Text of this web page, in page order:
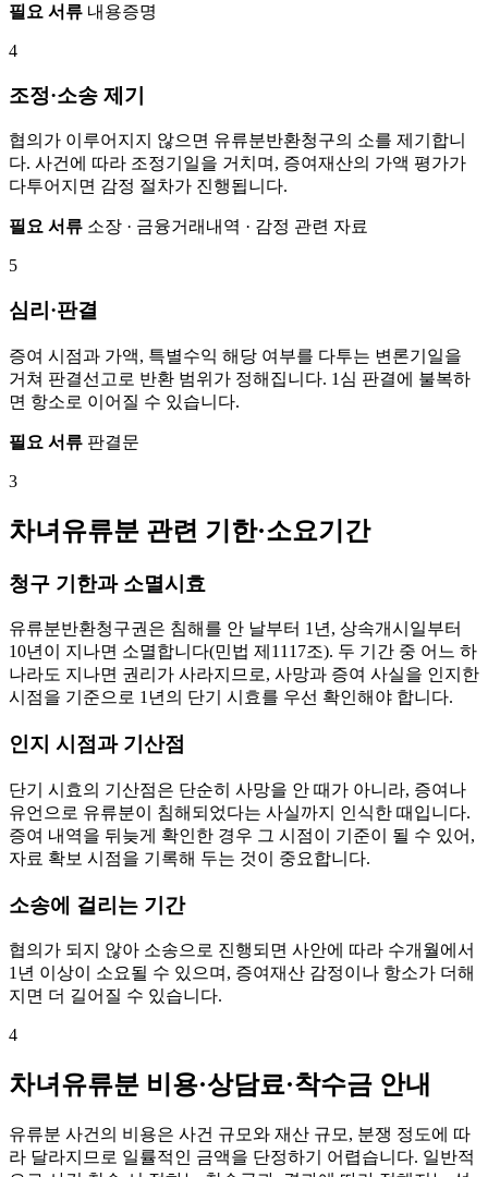
필요 서류 내용증명
4
조정·소송 제기
협의가 이루어지지 않으면 유류분반환청구의 소를 제기합니
다. 사건에 따라 조정기일을 거치며, 증여재산의 가액 평가가
다투어지면 감정 절차가 진행됩니다.
필요 서류 소장 · 금융거래내역 · 감정 관련 자료
5
심리·판결
증여 시점과 가액, 특별수익 해당 여부를 다투는 변론기일을
거쳐 판결선고로 반환 범위가 정해집니다. 1심 판결에 불복하
면 항소로 이어질 수 있습니다.
필요 서류 판결문
3
차녀유류분 관련 기한·소요기간
청구 기한과 소멸시효
유류분반환청구권은 침해를 안 날부터 1년, 상속개시일부터
10년이 지나면 소멸합니다(민법 제1117조). 두 기간 중 어느 하
나라도 지나면 권리가 사라지므로, 사망과 증여 사실을 인지한
시점을 기준으로 1년의 단기 시효를 우선 확인해야 합니다.
인지 시점과 기산점
단기 시효의 기산점은 단순히 사망을 안 때가 아니라, 증여나
유언으로 유류분이 침해되었다는 사실까지 인식한 때입니다.
증여 내역을 뒤늦게 확인한 경우 그 시점이 기준이 될 수 있어,
자료 확보 시점을 기록해 두는 것이 중요합니다.
소송에 걸리는 기간
협의가 되지 않아 소송으로 진행되면 사안에 따라 수개월에서
1년 이상이 소요될 수 있으며, 증여재산 감정이나 항소가 더해
지면 더 길어질 수 있습니다.
4
차녀유류분 비용·상담료·착수금 안내
유류분 사건의 비용은 사건 규모와 재산 규모, 분쟁 정도에 따
라 달라지므로 일률적인 금액을 단정하기 어렵습니다. 일반적